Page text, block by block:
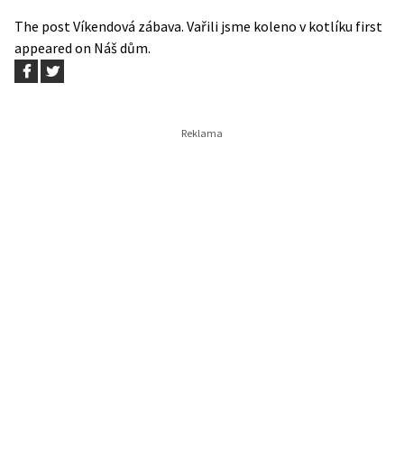
The postVíkendová zábava. Vařili jsme koleno v kotlíku first
appeared on Náš dům.